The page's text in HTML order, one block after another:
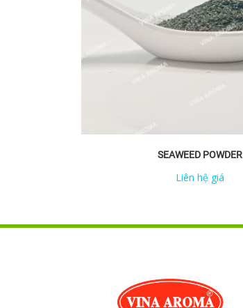
SEAWEED POWDER
Liên hệ giá